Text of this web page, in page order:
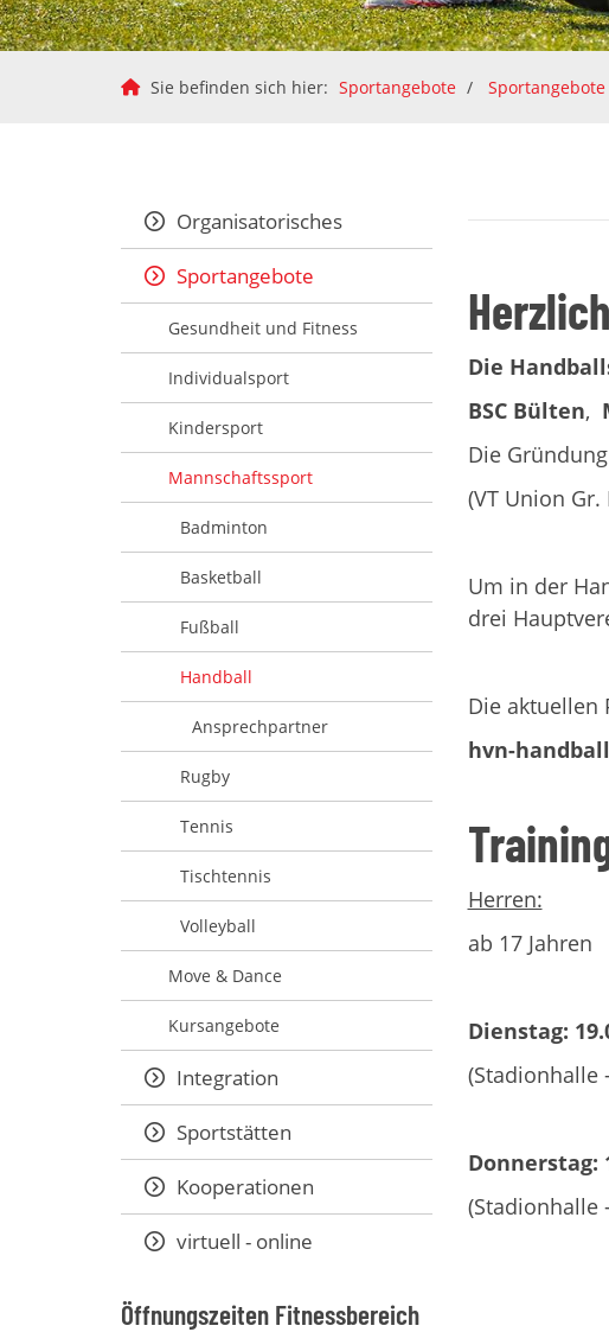
Sie befinden sich hier: Sportangebote Sportangebote
Die
BSC Bülten,
Die
(VT Union
Um in der
drei
Die aktuellen
hvn-
Herren:
ab 17 Jahren
Dienstag:
(Stadionhalle
Donnerstag:
(Stadionhalle
Organisatorisches
Sportangebote
Gesundheit und Fitness
Individualsport
Kindersport
Mannschaftssport
Badminton
Basketball
Fußball
Handball
Ansprechpartner
Rugby
Tennis
Tischtennis
Volleyball
Move & Dance
Kursangebote
Integration
Sportstätten
Kooperationen
virtuell - online
Öffnungszeiten Fitnessbereich